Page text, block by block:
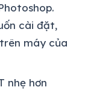
cài đặt,
máy của
nhẹ hơn